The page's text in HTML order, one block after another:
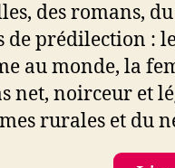
des romans,
de prédilection :
au monde, la
net, noirceur et
rurales et du